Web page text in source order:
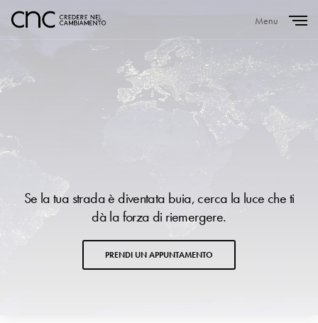
Menu
Se la tua strada è diventata buia, cerca la luce che ti
dà la forza di riemergere.
PRENDI UN APPUNTAMENTO